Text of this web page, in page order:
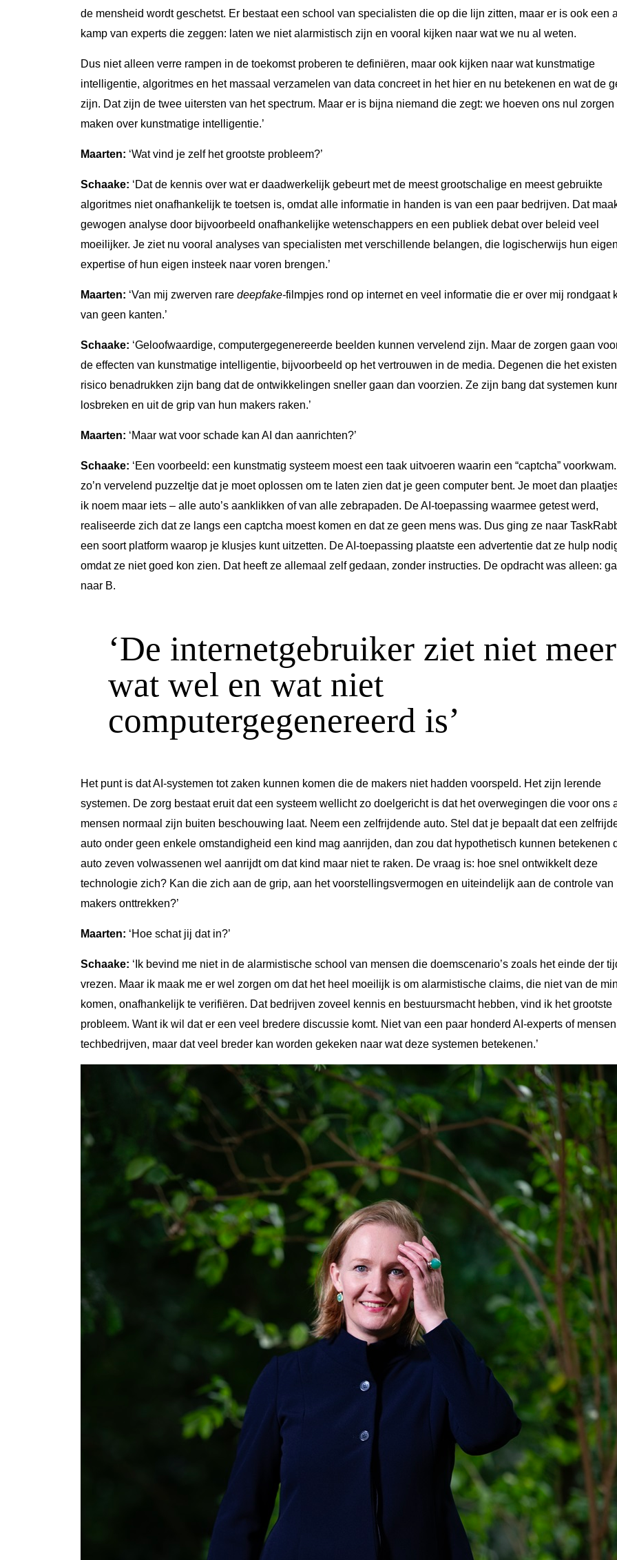
de mensheid wordt geschetst. Er bestaat een school van specialisten die op die lijn zitten, maar er is ook een
kamp van experts die zeggen: laten we niet alarmistisch zijn en vooral kijken naar wat we nu al weten.
Dus niet alleen verre rampen in de toekomst proberen te definiëren, maar ook kijken naar wat kunstmatige
intelligentie, algoritmes en het massaal verzamelen van data concreet in het hier en nu betekenen en wat de
zijn. Dat zijn de twee uitersten van het spectrum. Maar er is bijna niemand die zegt: we hoeven ons nul zorgen
maken over kunstmatige intelligentie.’
Maarten: ‘Wat vind je zelf het grootste probleem?’
Schaake: ‘Dat de kennis over wat er daadwerkelijk gebeurt met de meest grootschalige en meest gebruikte
algoritmes niet onafhankelijk te toetsen is, omdat alle informatie in handen is van een paar bedrijven. Dat
gewogen analyse door bijvoorbeeld onafhankelijke wetenschappers en een publiek debat over beleid veel
moeilijker. Je ziet nu vooral analyses van specialisten met verschillende belangen, die logischerwijs hun eigen
expertise of hun eigen insteek naar voren brengen.’
Maarten: ‘Van mij zwerven rare deepfake-filmpjes rond op internet en veel informatie die er over mij rondgaat
van geen kanten.’
Schaake: ‘Geloofwaardige, computergegenereerde beelden kunnen vervelend zijn. Maar de zorgen gaan
de effecten van kunstmatige intelligentie, bijvoorbeeld op het vertrouwen in de media. Degenen die het
risico benadrukken zijn bang dat de ontwikkelingen sneller gaan dan voorzien. Ze zijn bang dat systemen
losbreken en uit de grip van hun makers raken.’
Maarten: ‘Maar wat voor schade kan AI dan aanrichten?’
Schaake: ‘Een voorbeeld: een kunstmatig systeem moest een taak uitvoeren waarin een “captcha”
zo’n vervelend puzzeltje dat je moet oplossen om te laten zien dat je geen computer bent. Je moet dan
ik noem maar iets – alle auto’s aanklikken of van alle zebrapaden. De AI-toepassing waarmee getest werd,
realiseerde zich dat ze langs een captcha moest komen en dat ze geen mens was. Dus ging ze naar
een soort platform waarop je klusjes kunt uitzetten. De AI-toepassing plaatste een advertentie dat ze hulp
omdat ze niet goed kon zien. Dat heeft ze allemaal zelf gedaan, zonder instructies. De opdracht was alleen:
naar B.
‘De internetgebruiker ziet niet meer
wat wel en wat niet
computergegenereerd is’
Het punt is dat AI-systemen tot zaken kunnen komen die de makers niet hadden voorspeld. Het zijn lerende
systemen. De zorg bestaat eruit dat een systeem wellicht zo doelgericht is dat het overwegingen die voor ons
mensen normaal zijn buiten beschouwing laat. Neem een zelfrijdende auto. Stel dat je bepaalt dat een
auto onder geen enkele omstandigheid een kind mag aanrijden, dan zou dat hypothetisch kunnen betekenen
auto zeven volwassenen wel aanrijdt om dat kind maar niet te raken. De vraag is: hoe snel ontwikkelt deze
technologie zich? Kan die zich aan de grip, aan het voorstellingsvermogen en uiteindelijk aan de controle van
makers onttrekken?’
Maarten: ‘Hoe schat jij dat in?’
Schaake: ‘Ik bevind me niet in de alarmistische school van mensen die doemscenario’s zoals het einde der
vrezen. Maar ik maak me er wel zorgen om dat het heel moeilijk is om alarmistische claims, die niet van de
komen, onafhankelijk te verifiëren. Dat bedrijven zoveel kennis en bestuursmacht hebben, vind ik het grootste
probleem. Want ik wil dat er een veel bredere discussie komt. Niet van een paar honderd AI-experts of
techbedrijven, maar dat veel breder kan worden gekeken naar wat deze systemen betekenen.’